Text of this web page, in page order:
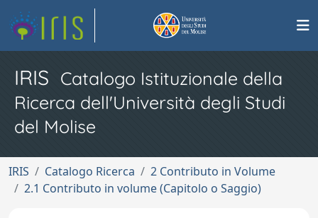
IRIS Catalogo Istituzionale della
Ricerca dell'Università degli Studi
del Molise
IRIS Catalogo Ricerca
2 Contributo in Volume
2.1 Contributo in volume (Capitolo o Saggio)